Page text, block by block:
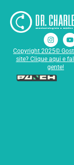
Copyright 2025©
site? Clique aqui e
gente!